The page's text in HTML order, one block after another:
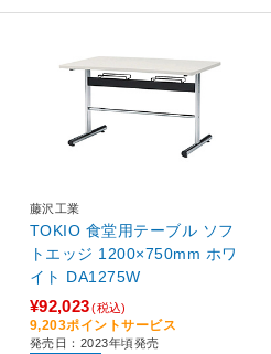
藤沢工業
TOKIO 食堂用テーブル ソフ
トエッジ 1200×750mm ホワ
イト DA1275W
¥92,023(税込)
9,203ポイントサービス
発売日：2023年頃発売